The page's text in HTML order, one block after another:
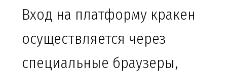
Вход на платформу кракен
осуществляется через
специальные браузеры,